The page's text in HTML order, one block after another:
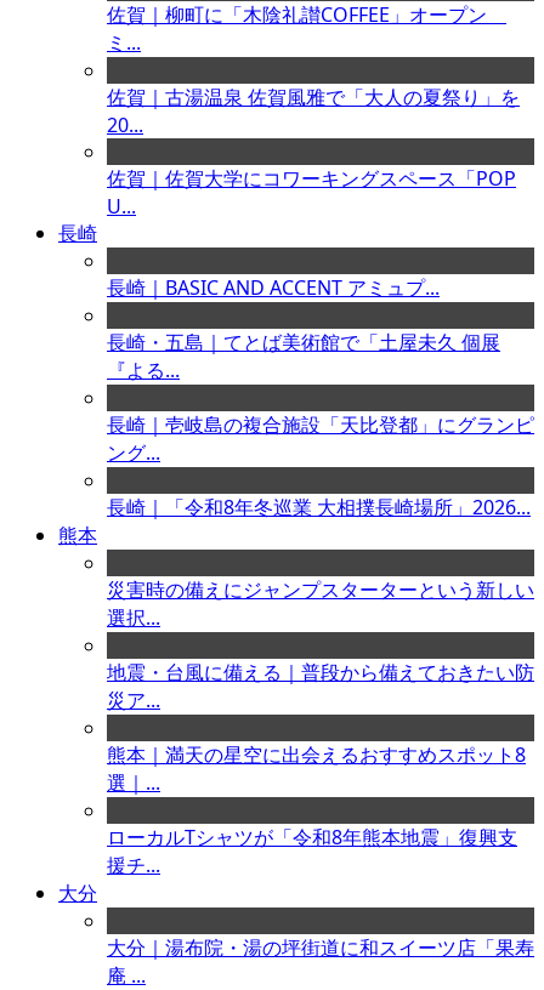
佐賀｜柳町に「木陰礼讃COFFEE」オープン
ミ...
佐賀｜古湯温泉 佐賀風雅で「大人の夏祭り」を
20...
佐賀｜佐賀大学にコワーキングスペース「POP
U...
長崎
長崎｜BASIC AND ACCENT アミュプ...
長崎・五島｜てとば美術館で「土屋未久 個展
『よる...
長崎｜壱岐島の複合施設「天比登都」にグランピ
ング...
長崎｜「令和8年冬巡業 大相撲長崎場所」2026...
熊本
災害時の備えにジャンプスターターという新しい
選択...
地震・台風に備える｜普段から備えておきたい防
災ア...
熊本｜満天の星空に出会えるおすすめスポット8
選｜...
ローカルTシャツが「令和8年熊本地震」復興支
援チ...
大分
大分｜湯布院・湯の坪街道に和スイーツ店「果寿
庵 ...